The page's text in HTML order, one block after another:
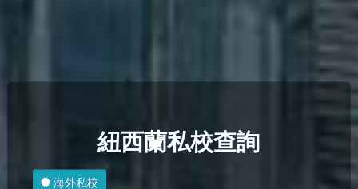
紐西蘭私校查詢
海外私校